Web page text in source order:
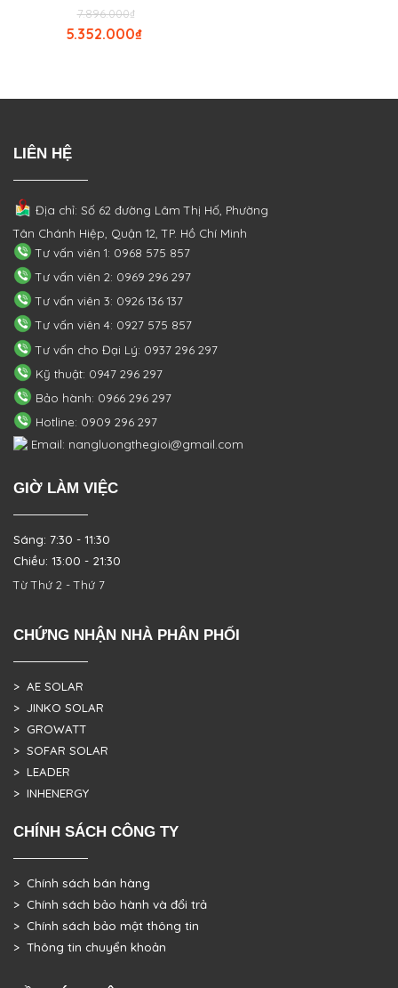
₫
7.896.000
₫
5.352.000
LIÊN HỆ
Địa chỉ: Số 62 đường Lâm Thị Hố, Phường
Tân Chánh Hiệp, Quận 12, TP. Hồ Chí Minh
Tư vấn viên 1: 0968 575 857
Tư vấn viên 2: 0969 296 297
Tư vấn viên 3: 0926 136 137
Tư vấn viên 4: 0927 575 857
Tư vấn cho Đại Lý: 0937 296 297
Kỹ thuật: 0947 296 297
Bảo hành: 0966 296 297
Hotline: 0909 296 297
Email: nangluongthegioi@gmail.com
GIỜ LÀM VIỆC
Sáng: 7:30 - 11:30
Chiều: 13:00 - 21:30
Từ Thứ 2 - Thứ 7
CHỨNG NHẬN NHÀ PHÂN PHỐI
> AE SOLAR
> JINKO SOLAR
> GROWATT
> SOFAR SOLAR
> LEADER
> INHENERGY
CHÍNH SÁCH CÔNG TY
> Chính sách bán hàng
> Chính sách bảo hành và đổi trả
> Chính sách bảo mật thông tin
> Thông tin chuyển khoản